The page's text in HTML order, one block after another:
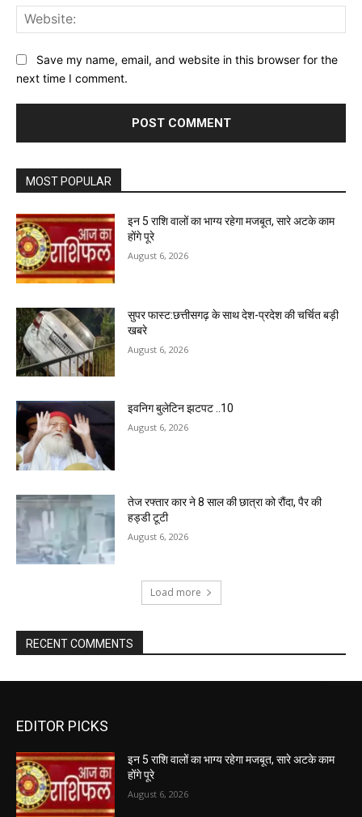
Save my name, email, and website in this browser for the
next time I comment.
MOST POPULAR
इन 5 राशि वालों का भाग्य रहेगा मजबूत, सारे अटके काम
होंगे पूरे
August 6, 2026
सुपर फास्ट:छत्तीसगढ़ के साथ देश-प्रदेश की चर्चित बड़ी
खबरे
August 6, 2026
इवनिग बुलेटिन झटपट ..10
August 6, 2026
तेज रफ्तार कार ने 8 साल की छात्रा को रौंदा, पैर की
हड्डी टूटी
August 6, 2026
Load more
RECENT COMMENTS
EDITOR PICKS
इन 5 राशि वालों का भाग्य रहेगा मजबूत, सारे अटके काम
होंगे पूरे
August 6, 2026